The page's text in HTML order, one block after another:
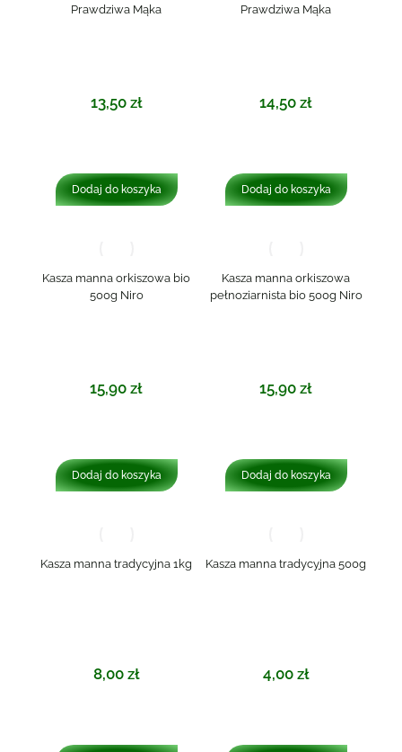
Prawdziwa Mąka
13,50 zł
Dodaj do koszyka
Prawdziwa Mąka
14,50 zł
Dodaj do koszyka
Kasza manna orkiszowa bio
500g Niro
15,90 zł
Dodaj do koszyka
Kasza manna orkiszowa
pełnoziarnista bio 500g Niro
15,90 zł
Dodaj do koszyka
Kasza manna tradycyjna 1kg
8,00 zł
Kasza manna tradycyjna 500g
4,00 zł